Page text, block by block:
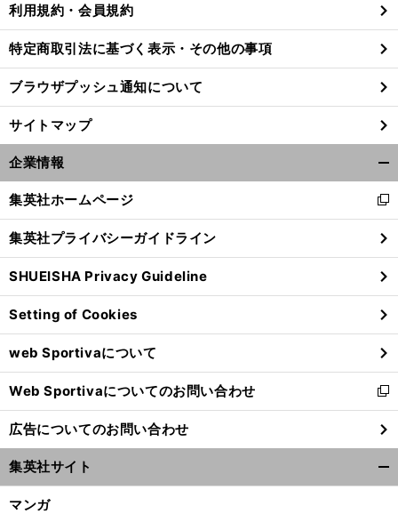
利用規約・会員規約
特定商取引法に基づく表示・その他の事項
ブラウザプッシュ通知について
サイトマップ
企業情報
閉
る
集英社ホームページ
新
し
い
ウ
ィ
ン
ド
ウ
で
開
く
集英社プライバシーガイドライン
SHUEISHA Privacy Guideline
Setting of Cookies
web Sportivaについて
Web Sportivaについてのお問い合わせ
新
し
い
ウ
ィ
ン
広告についてのお問い合わせ
集英社サイト
マンガ